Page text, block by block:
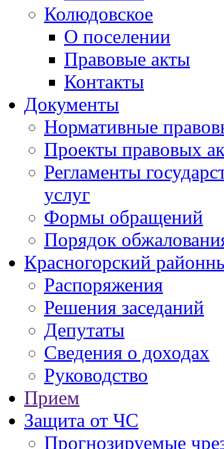
Колюдовское
О поселении
Правовые акты
Контакты
Документы
Нормативные
Проекты правовых
Регламенты
услуг
Формы обращений
Порядок
Красногорский
Распоряжения
Решения заседаний
Депутаты
Сведения о доходах
Руководство
Прием
Защита от ЧС
Прогнозируемые